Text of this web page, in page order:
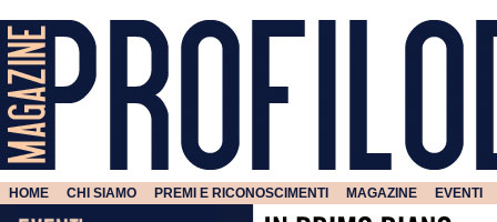
HOME CHI SIAMO PREMI E RICONOSCIMENTI MAGAZINE EVENTI